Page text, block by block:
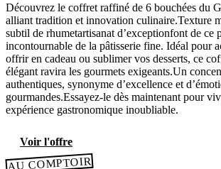
Découvrez le coffret raffiné de 6 bouchées du
alliant tradition et innovation culinaire.Texture
subtil de rhumetartisanat d’exceptionfont de ce
incontournable de la pâtisserie fine. Idéal pour
offrir en cadeau ou sublimer vos desserts, ce
élégant ravira les gourmets exigeants.Un
authentiques, synonyme d’excellence et
gourmandes.Essayez-le dès maintenant pour
expérience gastronomique inoubliable.
Voir l'offre
AU COMPTOIR